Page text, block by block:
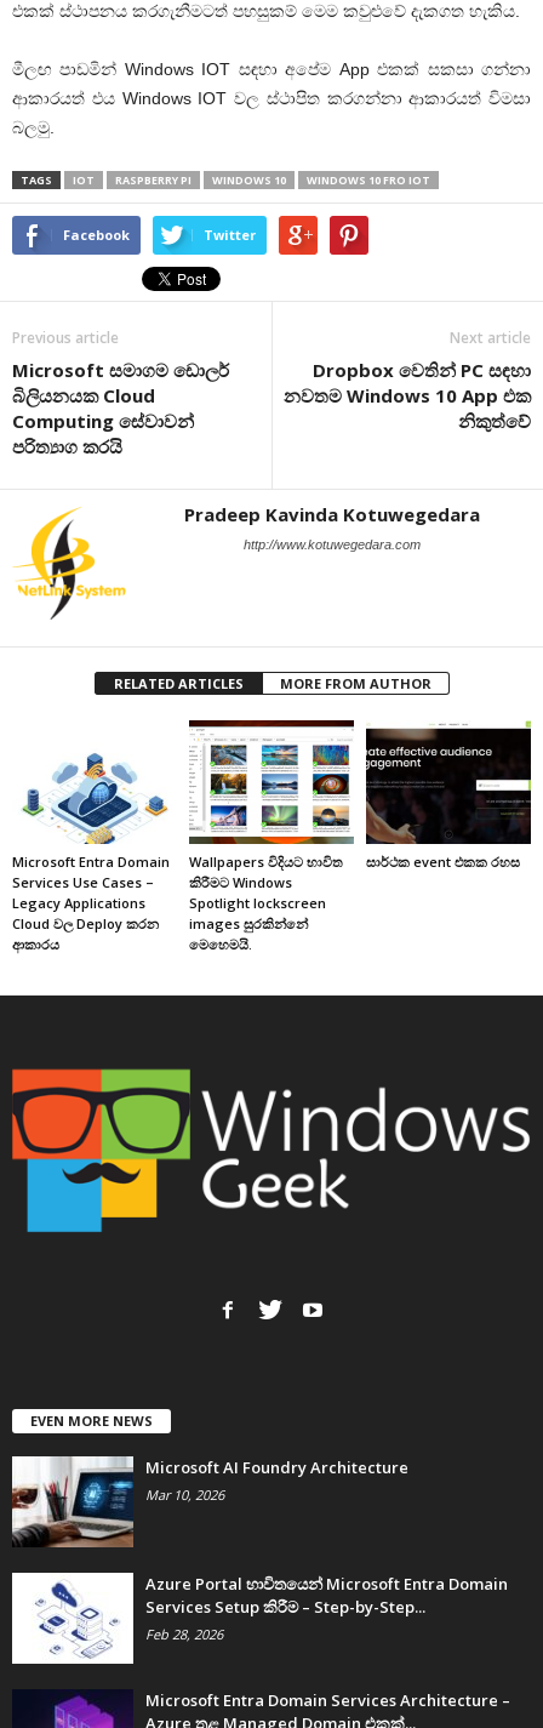
එකක් ස්ථාපනය කරගැනීමටත් පහසුකම් මෙම කවුළුවේ දැකගත හැකිය.
මීලඟ පාඩමින් Windows IOT සඳහා අපේම Appඑකක් සකසා ගන්නා
ආකාරයත් එය Windows IOT වල ස්ථාපිත කරගන්නා ආකාරයත් විමසා
බලමු.
TAGS IOT RASPBERRY PI WINDOWS 10 WINDOWS 10 FRO IOT
Facebook Twitter
Previous article
Microsoft සමාගම ඩොලර්
බිලියනයක Cloud
Computing සේවාවන්
පරිත්‍යාග කරයි
Next article
Dropbox වෙතින් PC සඳහා
නවතම Windows 10 App එක
නිකුත්වේ
Pradeep Kavinda Kotuwegedara
http://www.kotuwegedara.com
RELATED ARTICLES MORE FROM AUTHOR
Microsoft Entra Domain
Services Use Cases –
Legacy Applications
Cloud වල Deploy කරන
ආකාරය
Wallpapers විදියට භාවිත
කිරීමට Windows
Spotlight lockscreen
images සුරකින්නේ
මෙහෙමයි.
සාර්ථක event එකක රහස
EVEN MORE NEWS
Microsoft AI Foundry Architecture
Mar 10, 2026
Azure Portal භාවිතයෙන් Microsoft Entra Domain
Services Setup කිරීම – Step-by-Step...
Feb 28, 2026
Microsoft Entra Domain Services Architecture –
Azure තුළ Managed Domain එකක්...